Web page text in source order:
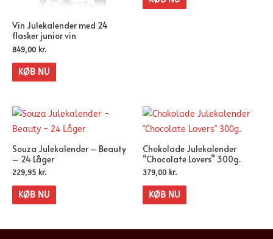
Vin Julekalender med 24
flasker junior vin
849,00 kr.
KØB NU
Souza Julekalender – Beauty
– 24 Låger
229,95 kr.
KØB NU
Chokolade Julekalender
“Chocolate Lovers” 300g.
379,00 kr.
KØB NU